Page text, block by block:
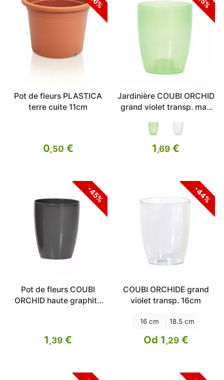
Pot de fleurs PLASTICA
terre cuite 11cm
0,50 €
Jardinière COUBI ORCHID
grand violet transp. mat.
1,69 €
-45%
Pot de fleurs COUBI
ORCHID haute graphite
1,39 €
-44%
COUBI ORCHIDE grand
violet transp. 16cm
16 cm 18.5 cm
Od 1,29€